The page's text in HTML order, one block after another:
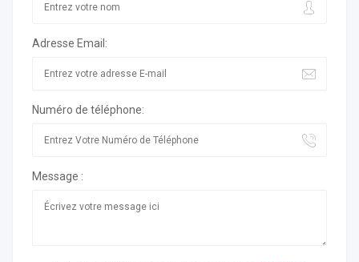
Adresse Email:
Numéro de téléphone:
Message :